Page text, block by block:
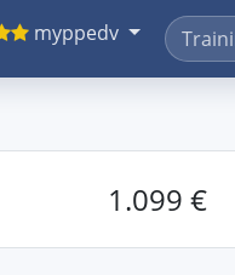
myppedv
1.099 €